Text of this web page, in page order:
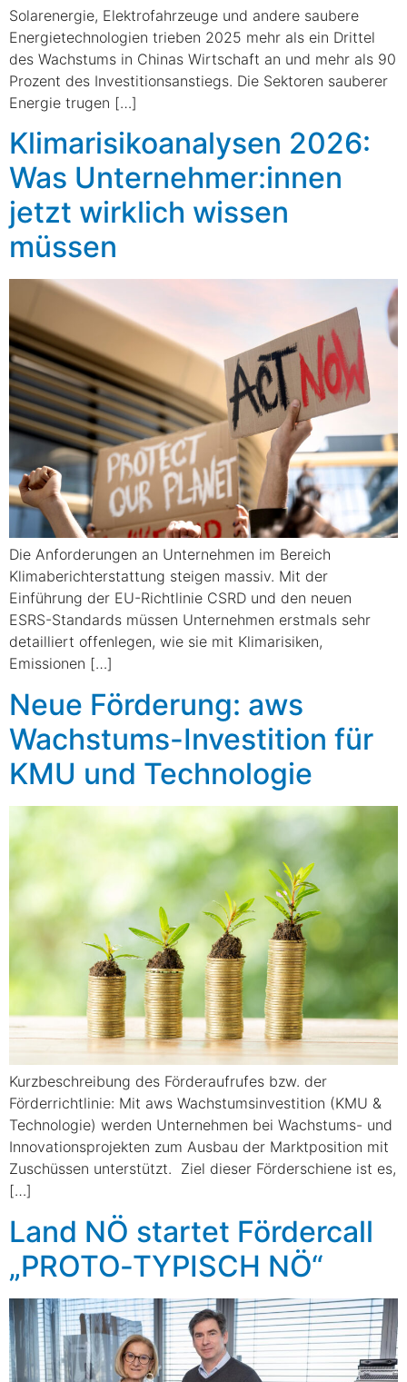
Solarenergie, Elektrofahrzeuge und andere saubere
Energietechnologien trieben 2025 mehr als ein Drittel
des Wachstums in Chinas Wirtschaft an und mehr als 90
Prozent des Investitionsanstiegs. Die Sektoren sauberer
Energie trugen […]
Klimarisikoanalysen 2026:
Was Unternehmer:innen
jetzt wirklich wissen
müssen
Die Anforderungen an Unternehmen im Bereich
Klimaberichterstattung steigen massiv. Mit der
Einführung der EU-Richtlinie CSRD und den neuen
ESRS-Standards müssen Unternehmen erstmals sehr
detailliert offenlegen, wie sie mit Klimarisiken,
Emissionen […]
Neue Förderung: aws
Wachstums-Investition für
KMU und Technologie
Kurzbeschreibung des Förderaufrufes bzw. der
Förderrichtlinie: Mit aws Wachstumsinvestition (KMU &
Technologie) werden Unternehmen bei Wachstums- und
Innovationsprojekten zum Ausbau der Marktposition mit
Zuschüssen unterstützt. Ziel dieser Förderschiene ist es,
[…]
Land NÖ startet Fördercall
„PROTO‑TYPISCH NÖ“